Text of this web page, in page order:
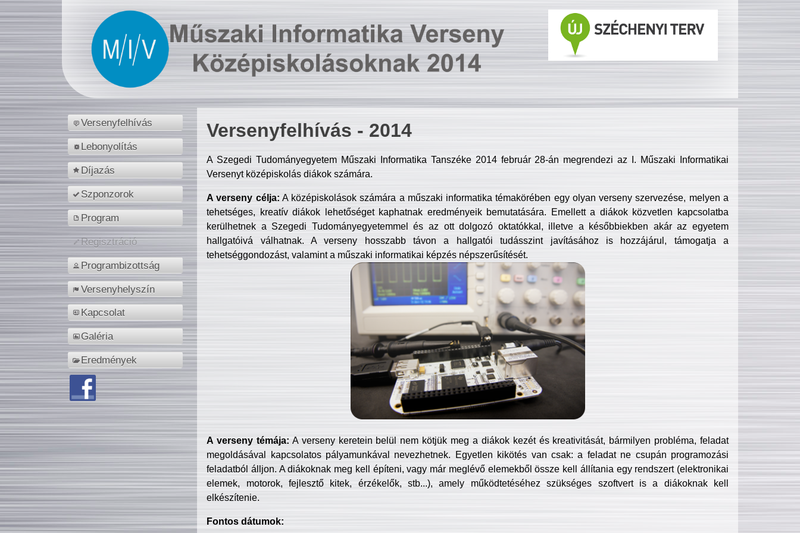
Versenyfelhívás
Lebonyolítás
Díjazás
Szponzorok
Program
Regisztráció
Programbizottság
Versenyhelyszín
Kapcsolat
Galéria
Eredmények
Versenyfelhívás - 2014
A Szegedi Tudományegyetem Műszaki Informatika Tanszéke 2014 február 28-án megrendezi az I. Műszaki Informatikai
Versenyt középiskolás diákok számára.
A verseny célja: A középiskolások számára a műszaki informatika témakörében egy olyan verseny szervezése, melyen a
tehetséges, kreatív diákok lehetőséget kaphatnak eredményeik bemutatására. Emellett a diákok közvetlen kapcsolatba
kerülhetnek a Szegedi Tudományegyetemmel és az ott dolgozó oktatókkal, illetve a későbbiekben akár az egyetem
hallgatóivá válhatnak. A verseny hosszabb távon a hallgatói tudásszint javításához is hozzájárul, támogatja a
tehetséggondozást, valamint a műszaki informatikai képzés népszerűsítését.
A verseny témája: A verseny keretein belül nem kötjük meg a diákok kezét és kreativitását, bármilyen probléma, feladat
megoldásával kapcsolatos pályamunkával nevezhetnek. Egyetlen kikötés van csak: a feladat ne csupán programozási
feladatból álljon. A diákoknak meg kell építeni, vagy már meglévő elemekből össze kell állítania egy rendszert (elektronikai
elemek, motorok, fejlesztő kitek, érzékelők, stb...), amely működtetéséhez szükséges szoftvert is a diákoknak kell
elkészítenie.
Fontos dátumok: